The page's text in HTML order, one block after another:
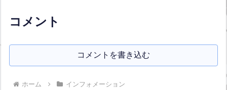
コメント
コメントを書き込む
ホーム インフォメーション